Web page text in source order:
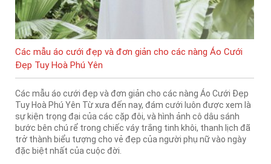
Các mẫu áo cưới đẹp và đơn giản cho các nàng Áo Cưới
Đẹp Tuy Hoà Phú Yên
Các mẫu áo cưới đẹp và đơn giản cho các nàng Áo Cưới Đẹp
Tuy Hoà Phú Yên Từ xưa đến nay, đám cưới luôn được xem là
sự kiện trọng đại của các cặp đôi, và hình ảnh cô dâu sánh
bước bên chú rể trong chiếc váy trắng tinh khôi, thanh lịch đã
trở thành biểu tượng cho vẻ đẹp của người phụ nữ vào ngày
đặc biệt nhất của cuộc đời.